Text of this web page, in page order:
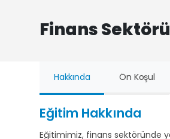
Finans
Hakkında Ön Koşul
Eğitim Hakkında
Eğitimimiz, finans sektöründe